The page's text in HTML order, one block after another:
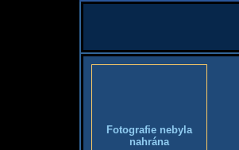
Fotografie nebyla
nahrána